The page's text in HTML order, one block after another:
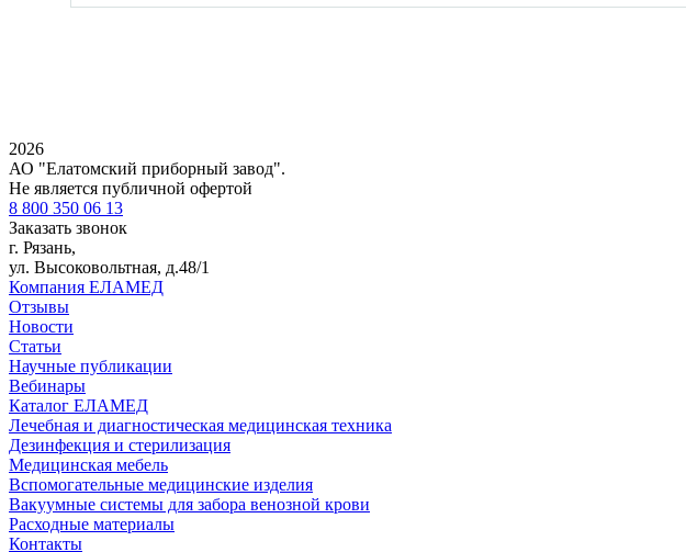
2026
АО "Елатомский приборный завод".
Не является публичной офертой
8 800 350 06 13
Заказать звонок
г. Рязань,
ул. Высоковольтная, д.48/1
Компания ЕЛАМЕД
Отзывы
Новости
Статьи
Научные публикации
Вебинары
Каталог ЕЛАМЕД
Лечебная и диагностическая медицинская техника
Дезинфекция и стерилизация
Медицинская мебель
Вспомогательные медицинские изделия
Вакуумные системы для забора венозной крови
Расходные материалы
Контакты